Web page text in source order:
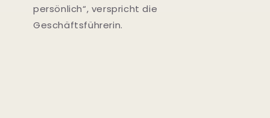
persönlich“, verspricht die
Geschäftsführerin.